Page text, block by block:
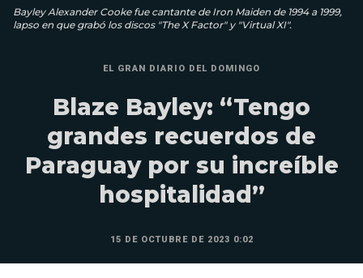
Bayley Alexander Cooke fue cantante de Iron Maiden de 1994 a 1999,
lapso en que grabó los discos "The X Factor" y "Virtual XI".
EL GRAN DIARIO DEL DOMINGO
Blaze Bayley: “Tengo
grandes recuerdos de
Paraguay por su increíble
hospitalidad”
15 DE OCTUBRE DE 2023 0:02